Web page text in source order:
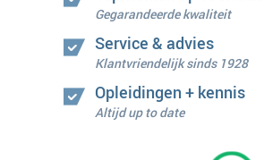
Gegarandeerde kwaliteit
Service & advies
Klantvriendelijk sinds 1928
Opleidingen + kennis
Altijd up to date